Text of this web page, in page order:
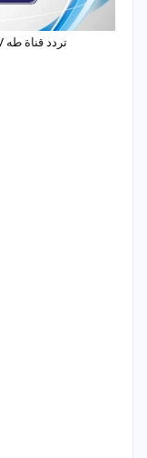
تردد قناة طه Taha TV الجديد على النايل سات 2024